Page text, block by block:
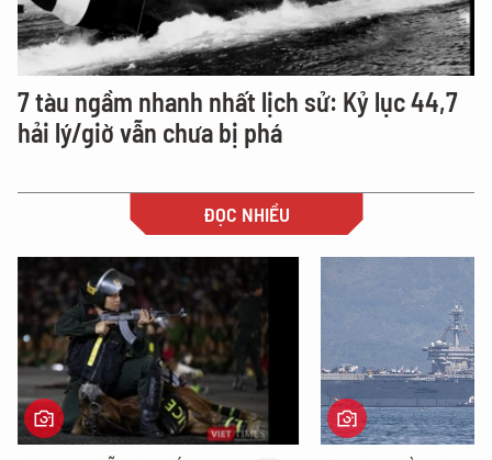
7 tàu ngầm nhanh nhất lịch sử: Kỷ lục 44,7
hải lý/giờ vẫn chưa bị phá
ĐỌC NHIỀU